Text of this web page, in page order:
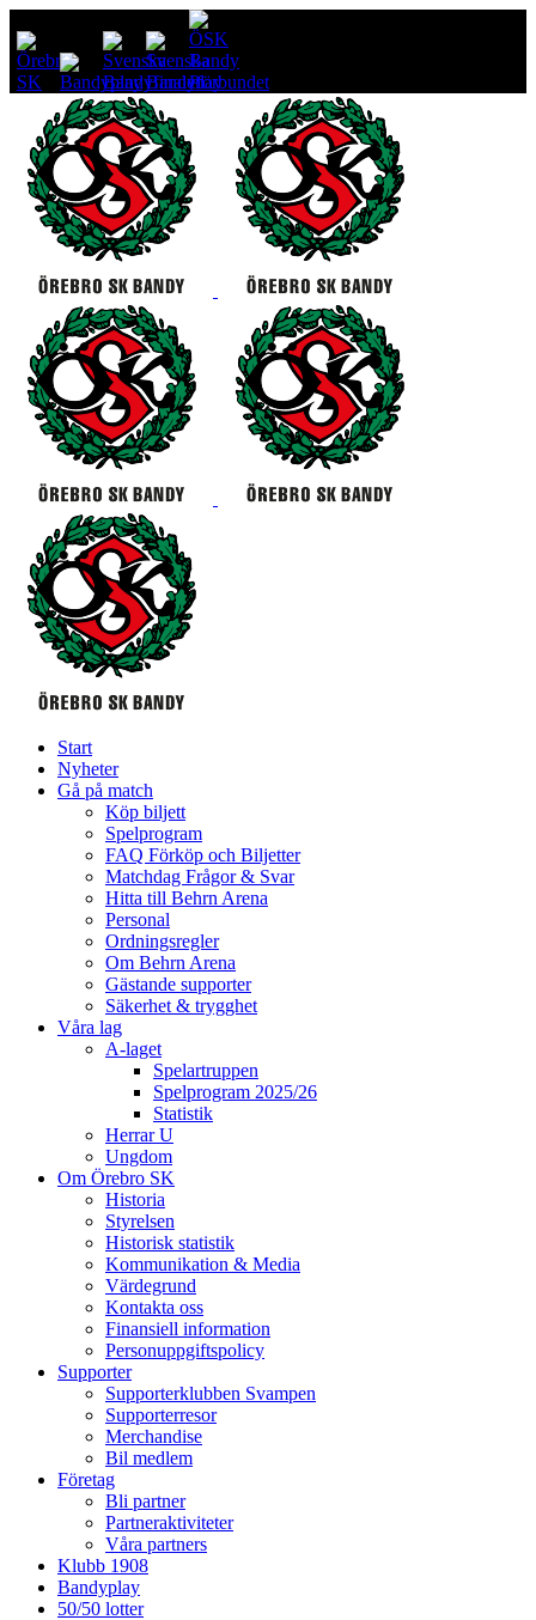
Start
Nyheter
Gå på match
Köp biljett
Spelprogram
FAQ Förköp och Biljetter
Matchdag Frågor & Svar
Hitta till Behrn Arena
Personal
Ordningsregler
Om Behrn Arena
Gästande supporter
Säkerhet & trygghet
Våra lag
A-laget
Spelartruppen
Spelprogram 2025/26
Statistik
Herrar U
Ungdom
Om Örebro SK
Historia
Styrelsen
Historisk statistik
Kommunikation & Media
Värdegrund
Kontakta oss
Finansiell information
Personuppgiftspolicy
Supporter
Supporterklubben Svampen
Supporterresor
Merchandise
Bil medlem
Företag
Bli partner
Partneraktiviteter
Våra partners
Klubb 1908
Bandyplay
50/50 lotter